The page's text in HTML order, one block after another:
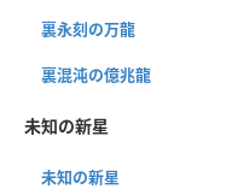
裏永刻の万龍
裏混沌の億兆龍
未知の新星
未知の新星